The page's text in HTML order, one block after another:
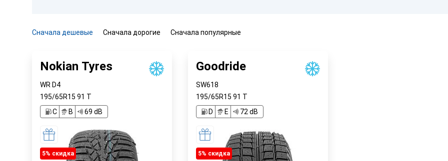
Сначала дешевые Сначала дорогие Сначала популярные
Nokian Tyres
WR D4
195/65R15 91 T
С
B 69 dB
5% cкидка
Goodride
SW618
195/65R15 91 T
D
E 72 dB
5% cкидка